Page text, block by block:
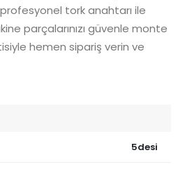
tork anahtarı ile
parçalarınızı güvenle monte
hemen sipariş verin ve
5desi